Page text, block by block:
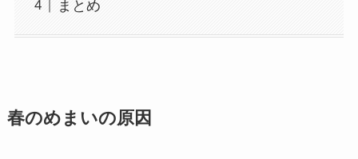
まとめ
春のめまいの原因